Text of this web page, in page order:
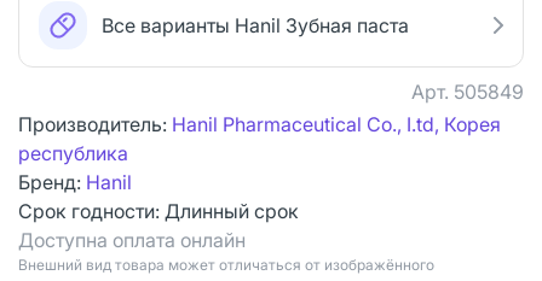
Все варианты Hanil Зубная паста
Арт. 505849
Производитель: Hanil Pharmaceutical Co., I.td, Корея
республика
Бренд: Hanil
Срок годности: Длинный срок
Доступна оплата онлайн
Bнешний вид товара может отличаться от изображённого